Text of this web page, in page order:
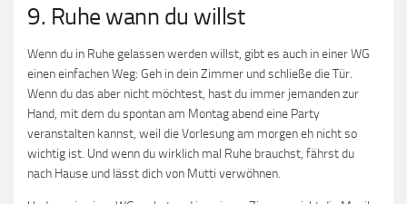
9. Ruhe wann du willst
Wenn du in Ruhe gelassen werden willst, gibt es auch in einer WG
einen einfachen Weg: Geh in dein Zimmer und schließe die Tür.
Wenn du das aber nicht möchtest, hast du immer jemanden zur
Hand, mit dem du spontan am Montag abend eine Party
veranstalten kannst, weil die Vorlesung am morgen eh nicht so
wichtig ist. Und wenn du wirklich mal Ruhe brauchst, fährst du
nach Hause und lässt dich von Mutti verwöhnen.